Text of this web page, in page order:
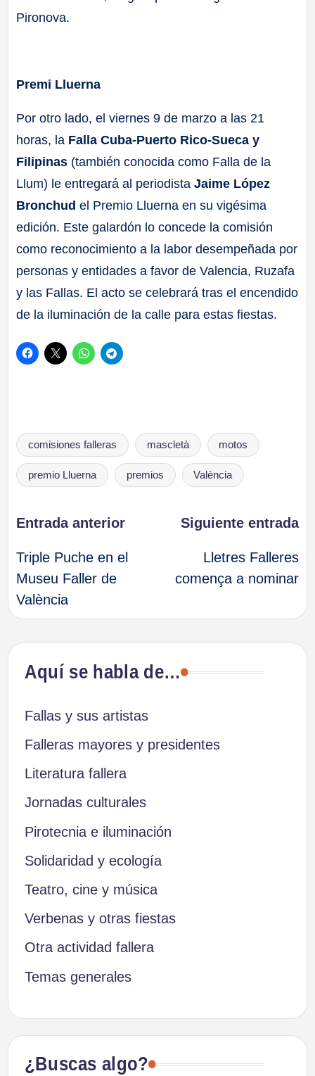
Pironova.
Premi Lluerna
Por otro lado, el viernes 9 de marzo a las 21
horas, la Falla Cuba-Puerto Rico-Sueca y
Filipinas (también conocida como Falla de la
Llum) le entregará al periodistaJaime López
Bronchud el Premio Lluerna en su vigésima
edición. Este galardón lo concede la comisión
como reconocimiento a la labor desempeñada por
personas y entidades a favor de Valencia, Ruzafa
y las Fallas. El acto se celebrará tras el encendido
de la iluminación de la calle para estas fiestas.
Etiquetas:
comisiones falleras mascletà motos
premio Lluerna premios València
Navegación
de
entradas
Entrada anterior
Triple Puche en el
Museu Faller de
València
Siguiente entrada
Lletres Falleres
comença a nominar
Aquí se habla de…
Fallas y sus artistas
Falleras mayores y presidentes
Literatura fallera
Jornadas culturales
Pirotecnia e iluminación
Solidaridad y ecología
Teatro, cine y música
Verbenas y otras fiestas
Otra actividad fallera
Temas generales
¿Buscas algo?